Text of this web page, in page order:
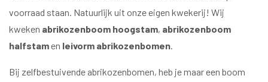
voorraad staan. Natuurlijk uit onze eigen kwekerij! Wij
kweken abrikozenboom hoogstam, abrikozenboom
halfstamen leivorm abrikozenbomen.
Bij zelfbestuivende abrikozenbomen, heb je maar een boom